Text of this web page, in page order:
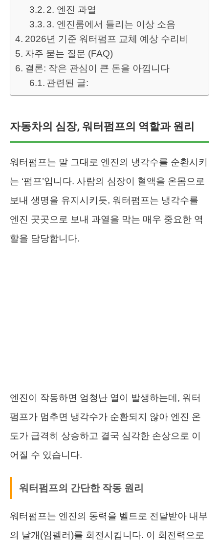
2. 엔진 과열
3. 엔진룸에서 들리는 이상 소음
2026년 기준 워터펌프 교체 예상 수리비
자주 묻는 질문 (FAQ)
결론: 작은 관심이 큰 돈을 아낍니다
관련된 글:
자동차의 심장, 워터펌프의 역할과 원리
워터펌프는 말 그대로 엔진의 냉각수를 순환시키
는 ‘펌프’입니다. 사람의 심장이 혈액을 온몸으로
보내 생명을 유지시키듯, 워터펌프는 냉각수를
엔진 곳곳으로 보내 과열을 막는 매우 중요한 역
할을 담당합니다.
엔진이 작동하면 엄청난 열이 발생하는데, 워터
펌프가 멈추면 냉각수가 순환되지 않아 엔진 온
도가 급격히 상승하고 결국 심각한 손상으로 이
어질 수 있습니다.
워터펌프의 간단한 작동 원리
워터펌프는 엔진의 동력을 벨트로 전달받아 내부
의 날개(임펠러)를 회전시킵니다. 이 회전력으로